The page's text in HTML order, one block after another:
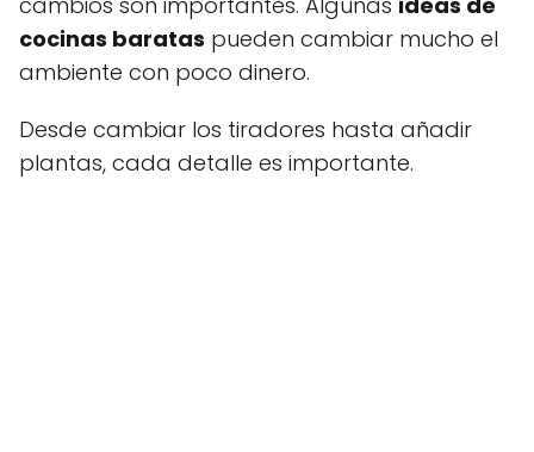
cocinas baratas pueden cambiar mucho el
ambiente con poco dinero.
Desde cambiar los tiradores hasta añadir
plantas, cada detalle es importante.